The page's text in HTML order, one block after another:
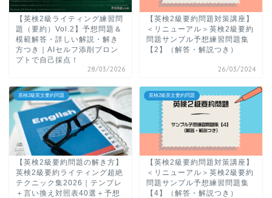
【英検2級ライティング練習問
題（要約）Vol.2】予想問題＆
模範解答・詳しい解説・解き
方つき｜AIセルフ添削プロン
プトで自己採点！
28/03/2026
【英検2級要約問題対策講座】
＜リニューアル＞英検2級要約
問題サンプル予想練習問題集
【2】（解答・解説つき）
26/03/2024
英検2級英文要約問題
【英検2級要約問題の解き方】
英検2級要約ライティング超絶
テクニック集2026｜テンプレ
＋言い換え対照表40選＋予想
英検2級英文要約問題
【英検2級要約問題対策講座】
＜リニューアル＞英検2級要約
問題サンプル予想練習問題集
【4】（解答・解説つき）